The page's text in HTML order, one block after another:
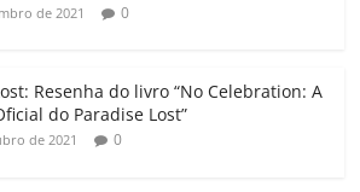
de 2021 0
Resenha do livro “No Celebration: A
do Paradise Lost”
de 2021 0